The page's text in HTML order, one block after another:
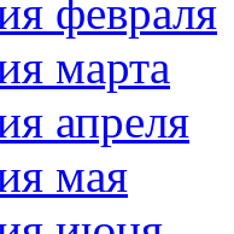
февраля
марта
апреля
мая